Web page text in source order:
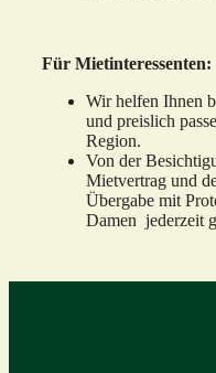
Für Mietinteressenten:
Wir helfen Ihnen
und preislich
Region.
Von der
Mietvertrag und
Übergabe mit
Damen jederzeit